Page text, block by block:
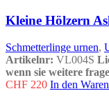
Kleine Hölzern
Schmetterlinge urnen,
Artikelnr: VL004S
wenn sie weitere
CHF 220 In den